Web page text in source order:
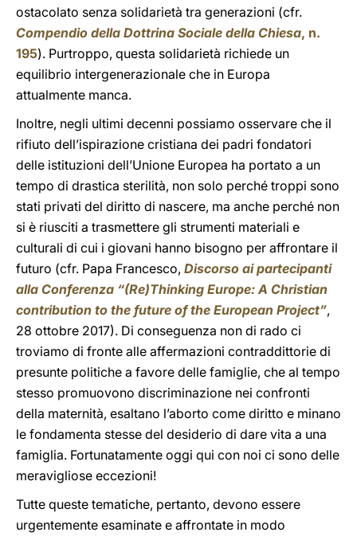
ostacolato senza solidarietà tra generazioni (cfr.
Compendio della Dottrina Sociale della Chiesa, n.
195). Purtroppo, questa solidarietà richiede un
equilibrio intergenerazionale che in Europa
attualmente manca.
Inoltre, negli ultimi decenni possiamo osservare che il
rifiuto dell’ispirazione cristiana dei padri fondatori
delle istituzioni dell’Unione Europea ha portato a un
tempo di drastica sterilità, non solo perché troppi sono
stati privati del diritto di nascere, ma anche perché non
si è riusciti a trasmettere gli strumenti materiali e
culturali di cui i giovani hanno bisogno per affrontare il
futuro (cfr. Papa Francesco, Discorso ai partecipanti
alla Conferenza “(Re)Thinking Europe: A Christian
contribution to the future of the European Project”,
28 ottobre 2017). Di conseguenza non di rado ci
troviamo di fronte alle affermazioni contraddittorie di
presunte politiche a favore delle famiglie, che al tempo
stesso promuovono discriminazione nei confronti
della maternità, esaltano l’aborto come diritto e minano
le fondamenta stesse del desiderio di dare vita a una
famiglia. Fortunatamente oggi qui con noi ci sono delle
meravigliose eccezioni!
Tutte queste tematiche, pertanto, devono essere
urgentemente esaminate e affrontate in modo